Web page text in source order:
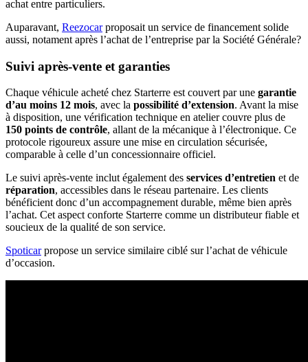
achat entre particuliers.
Auparavant, Reezocarproposait un service de financement solide
aussi, notament après l’achat de l’entreprise par la Société Générale?
Suivi après-vente et garanties
Chaque véhicule acheté chez Starterre est couvert par une garantie
d’au moins 12 mois, avec la possibilité d’extension. Avant la mise
à disposition, une vérification technique en atelier couvre plus de
150 points de contrôle, allant de la mécanique à l’électronique. Ce
protocole rigoureux assure une mise en circulation sécurisée,
comparable à celle d’un concessionnaire officiel.
Le suivi après-vente inclut également des services d’entretien et de
réparation, accessibles dans le réseau partenaire. Les clients
bénéficient donc d’un accompagnement durable, même bien après
l’achat. Cet aspect conforte Starterre comme un distributeur fiable et
soucieux de la qualité de son service.
Spoticarpropose un service similaire ciblé sur l’achat de véhicule
d’occasion.